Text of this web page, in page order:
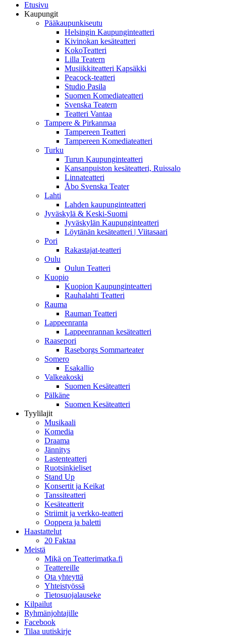
Etusivu
Kaupungit
Pääkaupunkiseutu
Helsingin Kaupunginteatteri
Kivinokan kesäteatteri
KokoTeatteri
Lilla Teatern
Musiikkiteatteri Kapsäkki
Peacock-teatteri
Studio Pasila
Suomen Komediateatteri
Svenska Teatern
Teatteri Vantaa
Tampere & Pirkanmaa
Tampereen Teatteri
Tampereen Komediateatteri
Turku
Turun Kaupunginteatteri
Kansanpuiston kesäteatteri, Ruissalo
Linnateatteri
Åbo Svenska Teater
Lahti
Lahden kaupunginteatteri
Jyväskylä & Keski-Suomi
Jyväskylän Kaupunginteatteri
Löytänän kesäteatteri | Viitasaari
Pori
Rakastajat-teatteri
Oulu
Oulun Teatteri
Kuopio
Kuopion Kaupunginteatteri
Rauhalahti Teatteri
Rauma
Rauman Teatteri
Lappeenranta
Lappeenrannan kesäteatteri
Raasepori
Raseborgs Sommarteater
Somero
Esakallio
Valkeakoski
Suomen Kesäteatteri
Pälkäne
Suomen Kesäteatteri
Tyylilajit
Musikaali
Komedia
Draama
Jännitys
Lastenteatteri
Ruotsinkieliset
Stand Up
Konsertit ja Keikat
Tanssiteatteri
Kesäteatterit
Striimit ja verkko-teatteri
Ooppera ja baletti
Haastattelut
20 Faktaa
Meistä
Mikä on Teatterimatka.fi
Teattereille
Ota yhteyttä
Yhteistyössä
Tietosuojalauseke
Kilpailut
Ryhmänjohtajille
Facebook
Tilaa uutiskirje